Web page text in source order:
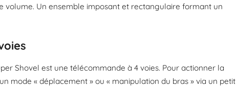
volume. Un ensemble imposant et rectangulaire formant un
Shovel est une télécommande à 4 voies. Pour actionner la
mode « déplacement » ou « manipulation du bras » via un petit